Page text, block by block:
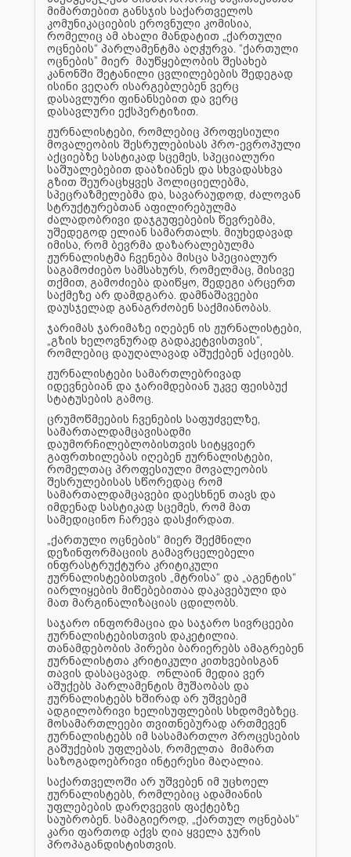
მიმართებით განსჯის საქართველოს
კომუნიკაციების ეროვნული კომისია,
რომელიც ამ ახალი მანდატით „ქართული
ოცნების“ პარლამენტმა აღჭურვა. “ქართული
ოცნების” მიერ მაუწყებლობის შესახებ
კანონში შეტანილი ცვლილებების შედეგად
ისინი ვეღარ ისარგებლებენ ვერც
დასავლური ფინანსებით და ვერც
დასავლური ექსპერტიზით.
ჟურნალისტები, რომლებიც პროფესიული
მოვალეობის შესრულებისას პრო-ევროპული
აქციებზე სასტიკად სცემეს, სპეციალური
საშუალებებით დააზიანეს და სხვადასხვა
გზით შეურაცხყვეს პოლიციელებმა,
სპეცრაზმელებმა და, სავარაუდოდ, ძალოვან
სტრუქტურებთან აფილირებულმა
ძალადობრივი დაჯგუფებების წევრებმა,
უშედეგოდ ელიან სამართალს. მიუხედავად
იმისა, რომ ბევრმა დაზარალებულმა
ჟურნალისტმა ჩვენება მისცა სპეციალურ
საგამოძიებო სამსახურს, რომელმაც, მისივე
თქმით, გამოძიება დაიწყო, შედეგი არცერთ
საქმეზე არ დამდგარა. დამნაშავეები
დაუსჯელად განაგრძობენ საქმიანობას.
ჯარიმას ჯარიმაზე იღებენ ის ჟურნალისტები,
„გზის ხელოვნურად გადაკეტვისთვის“,
რომლებიც დაუღალავად აშუქებენ აქციებს.
ჟურნალისტები სამართლებრივად
იდევნებიან და ჯარიმდებიან უკვე ფეისბუქ
სტატუსების გამოც.
ცრუმოწმეების ჩვენების საფუძველზე,
სამართალდამცავისადმი
დაუმორჩილებლობისთვის სიტყვიერ
გაფრთხილებას იღებენ ჟურნალისტები,
რომელთაც პროფესიული მოვალეობის
შესრულებისას სწორედაც რომ
სამართალდამცავები დაესხნენ თავს და
იმდენად სასტიკად სცემეს, რომ მათ
სამედიცინო ჩარევა დასჭირდათ.
„ქართული ოცნების“ მიერ შექმნილი
დეზინფორმაციის გამავრცელებელი
ინფრასტრუქტურა კრიტიკული
ჟურნალისტებისთვის „მტრისა“ და „აგენტის“
იარლიყების მიწებებითაა დაკავებული და
მათ მარგინალიზაციას ცდილობს.
საჯარო ინფორმაცია და საჯარო სივრცეები
ჟურნალისტებისთვის დაკეტილია.
თანამდებობის პირები ბარიერებს ამაგრებენ
ჟურნალისტთა კრიტიკული კითხვებისგან
თავის დასაცავად. ონლაინ მედია ვერ
აშუქებს პარლამენტის მუშაობას და
ჟურნალისტებს ხშირად არ უშვებემ
ადგილობრივი ხელისუფლების სხდომებზეც.
მოსამართლეები თვითნებურად ართმევენ
ჟურნალისტებს იმ სასამართლო პროცესების
გაშუქების უფლებას, რომელთა მიმართ
საზოგადოებრივი ინტერესი მაღალია.
საქართველოში არ უშვებენ იმ უცხოელ
ჟურნალისტებს, რომლებიც ადამიანის
უფლებების დარღვევის ფაქტებზე
საუბრობენ. სამაგიეროდ, „ქართულ ოცნებას“
კარი ფართოდ აქვს ღია ყველა ჯურის
პროპაგანდისტისთვის.